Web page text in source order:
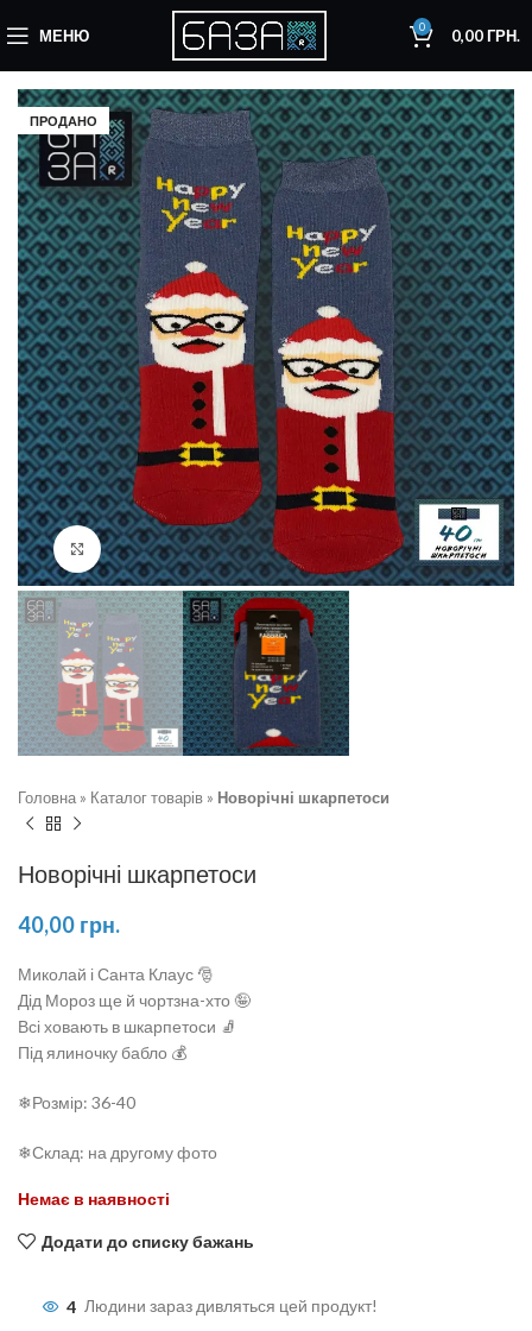
МЕНЮ 0 0,00ГРН.
ПРОДАНО
Натисніть, щоб збільшити
Головна » Каталог товарів » Новорічні шкарпетоси
Новорічні шкарпетоси
40,00 грн.
Миколай і Санта Клаус 🎅
Дід Мороз ще й чортзна-хто 🤪
Всі ховають в шкарпетоси 🧦
Під ялиночку бабло 💰
❄Розмір: 36-40
❄Склад: на другому фото
Немає в наявності
Додати до списку бажань
4 Людини зараз дивляться цей продукт!